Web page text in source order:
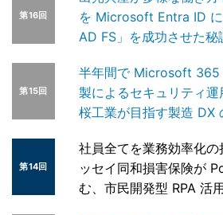
第16回
を Microsoft Entra ID
AD FS」を成功させた秘
第15回
半年間で Microsoft 365
製によるセキュリティ
桜工業が目指す製造 DX
第14回
社員全てを業務効率化
ッセイ同和損害保険が
む、市民開発型 RPA 活